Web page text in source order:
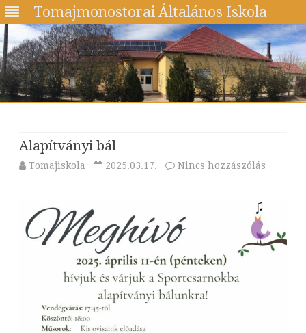
Tomajmonostorai Általános Iskola
Alapítványi bál
Tomajiskola 2025.03.17. Nincs hozzászólás